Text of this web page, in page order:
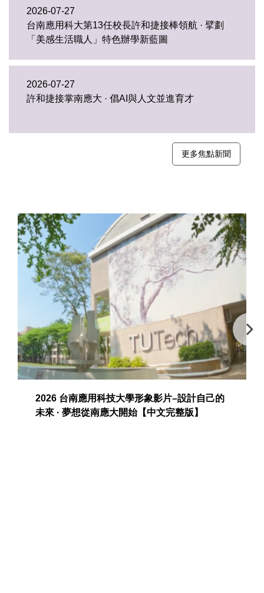
2026-07-27
台南應用科大第13任校長許和捷接棒領航 · 擘劃
「美感生活職人」特色辦學新藍圖
2026-07-27
許和捷接掌南應大 · 倡AI與人文並進育才
更多焦點新聞
2026 台南應用科技大學形象影片–設計自己的
未來 · 夢想從南應大開始【中文完整版】